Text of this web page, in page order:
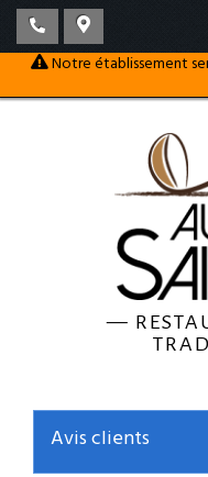
Notre établissement
—
Avis clients